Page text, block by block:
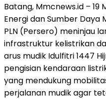
Batang, Mmcnews.id –
Energi dan Sumber Daya
PLN (Persero) meninjau
infrastruktur kelistrikan
arus mudik Idulfitri 1447
pengisian kendaraan
yang mendukung
perjalanan mudik agar